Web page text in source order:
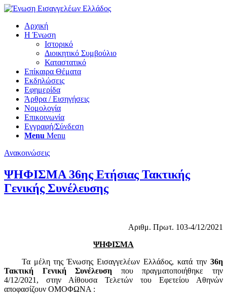
Αρχική
Η Ένωση
Ιστορικό
Διοικητικό Συμβούλιο
Καταστατικό
Επίκαιρα Θέματα
Εκδηλώσεις
Εφημερίδα
Άρθρα / Εισηγήσεις
Νομολογία
Επικοινωνία
Εγγραφή/Σύνδεση
Menu Menu
Ανακοινώσεις
ΨΗΦΙΣΜΑ 36ης Ετήσιας Τακτικής
Γενικής Συνέλευσης
Αριθμ. Πρωτ. 103-4/12/2021
ΨΗΦΙΣΜΑ
Τα μέλη της Ένωσης Εισαγγελέων Ελλάδος, κατά την 36η
Τακτική Γενική Συνέλευση που πραγματοποιήθηκε την
4/12/2021, στην Αίθουσα Τελετών του Εφετείου Αθηνών
αποφασίζουν ΟΜΟΦΩΝΑ :